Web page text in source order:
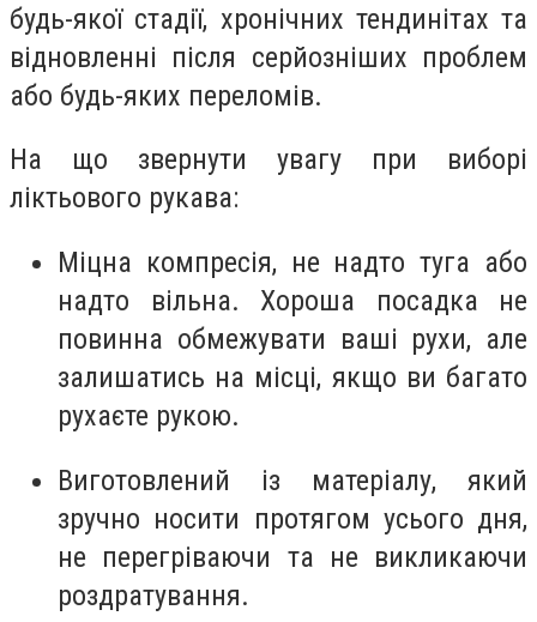
будь-якої стадії, хронічних тендинітах та
відновленні після серйозніших проблем
або будь-яких переломів.
На що звернути увагу при виборі
ліктьового рукава:
Міцна компресія, не надто туга або
надто вільна. Хороша посадка не
повинна обмежувати ваші рухи, але
залишатись на місці, якщо ви багато
рухаєте рукою.
Виготовлений із матеріалу, який
зручно носити протягом усього дня,
не перегріваючи та не викликаючи
роздратування.